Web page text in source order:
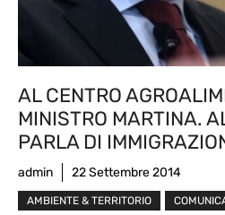
AL CENTRO
MINISTRO MARTINA.
PARLA DI
admin 22 Settembre 2014
AMBIENTE & TERRITORIO